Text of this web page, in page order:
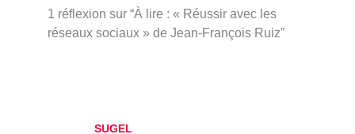
1 réflexion sur “À lire : « Réussir avec les
réseaux sociaux » de Jean-François Ruiz”
SUGEL